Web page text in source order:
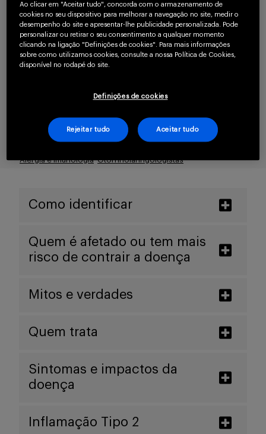
Entrar
Cadastrar
A Rinossinusite Crônica com Polipose Nasal
(RSCcPN), também conhecida como polipose
nasal, é uma doença benigna crônica, que surge
na mucosa da cavidade nasal e nos seios
pólipos nasais através de um processo
inflamatório.1,2
Alergia e Imunologia Otorrinolaringologistas
Como identificar
Quem é afetado ou tem mais
risco de contrair a doença
Mitos e verdades
Quem trata
Sintomas e impactos da
doença
Inflamação Tipo 2
Ao clicar em "Aceitar tudo", concorda com o armazenamento de
cookies no seu dispositivo para melhorar a navegação no site, medir o
desempenho do site e apresentar-lhe publicidade personalizada. Pode
personalizar ou retirar o seu consentimento a qualquer momento
clicando na ligação "Definições de cookies". Para mais informações
sobre como utilizamos cookies, consulte a nossa Política de Cookies,
disponível no rodapé do site.
Definições de cookies
Rejeitar tudo Aceitar tudo